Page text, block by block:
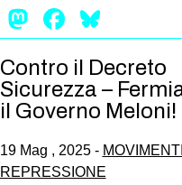
Mastodon
Facebook
Contro il Decreto
Sicurezza –
il Governo Meloni!
19 Mag , 2025 - MOVIMENTI
REPRESSIONE